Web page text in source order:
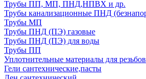
Трубы ПП, МП, ПНД,НПВХ и др.
Трубы канализационные ПНД
Трубы МП
Трубы ПНД (ПЭ) газовые
Трубы ПНД (ПЭ) для воды
Трубы ПП
Уплотнительные материалы для
Гели сантехнические,пасты